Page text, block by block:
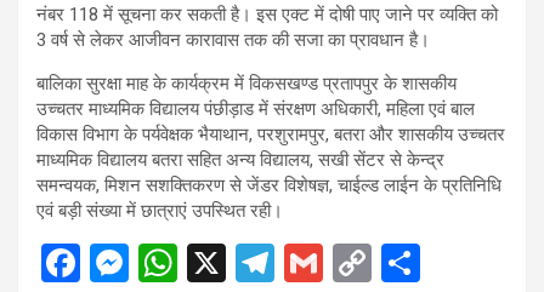
नंबर 118 में सूचना कर सकती है। इस एक्ट में दोषी पाए जाने पर व्यक्ति को
3 वर्ष से लेकर आजीवन कारावास तक की सजा का प्रावधान है।
बालिका सुरक्षा माह के कार्यक्रम में विकसखण्ड प्रतापपुर के शासकीय
उच्चतर माध्यमिक विद्यालय पंछीड़ाड में संरक्षण अधिकारी, महिला एवं बाल
विकास विभाग के पर्यवेक्षक भैयाथान, परशुरामपुर, बतरा और शासकीय उच्चतर
माध्यमिक विद्यालय बतरा सहित अन्य विद्यालय, सखी सेंटर से केन्द्र
समन्वयक, मिशन सशक्तिकरण से जेंडर विशेषज्ञ, चाईल्ड लाईन के प्रतिनिधि
एवं बड़ी संख्या में छात्राएं उपस्थित रही।
F
M W X
T
G
C